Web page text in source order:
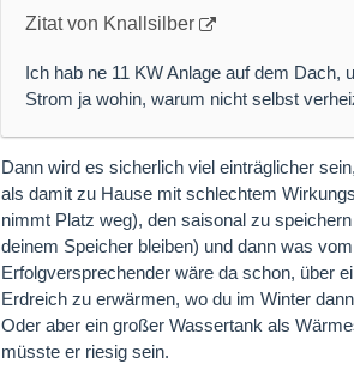
Zitat von Knallsilber
Ich hab ne 11 KW Anlage auf dem Dach,
Strom ja wohin, warum nicht selbst
Dann wird es sicherlich viel einträglicher
als damit zu Hause mit schlechtem
nimmt Platz weg), den saisonal zu
deinem Speicher bleiben) und dann was
Erfolgversprechender wäre da schon, über
Erdreich zu erwärmen, wo du im Winter
Oder aber ein großer Wassertank als
müsste er riesig sein.